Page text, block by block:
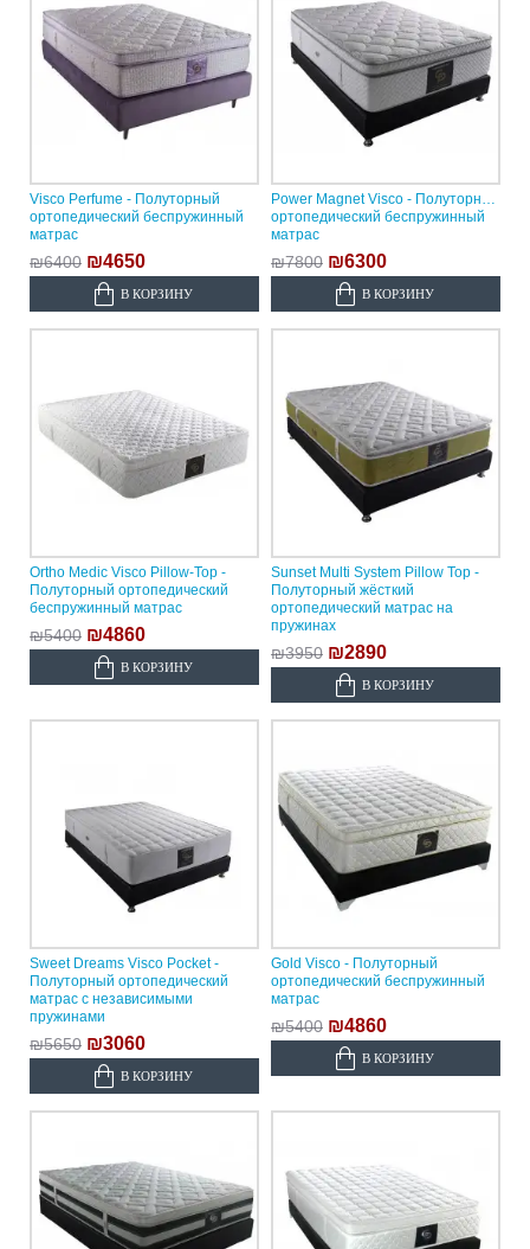
Visco Perfume - Полуторный
ортопедический беспружинный
матрас
₪6400 ₪4650
В КОРЗИНУ
Power Magnet Visco - Полуторный
ортопедический беспружинный
матрас
₪7800 ₪6300
В КОРЗИНУ
Ortho Medic Visco Pillow-Top -
Полуторный ортопедический
беспружинный матрас
₪5400 ₪4860
В КОРЗИНУ
Sunset Multi System Pillow Top -
Полуторный жёсткий
ортопедический матрас на
пружинах
₪3950 ₪2890
В КОРЗИНУ
Sweet Dreams Visco Pocket -
Полуторный ортопедический
матрас с независимыми
пружинами
₪5650 ₪3060
В КОРЗИНУ
Gold Visco - Полуторный
ортопедический беспружинный
матрас
₪5400 ₪4860
В КОРЗИНУ